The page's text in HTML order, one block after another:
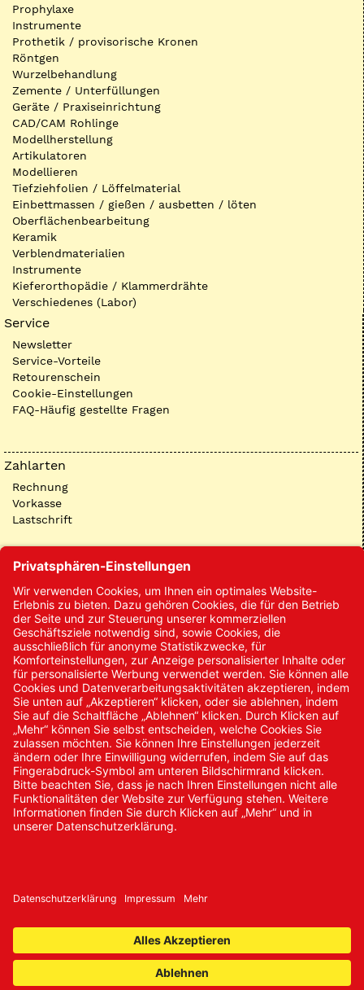
Prophylaxe
Instrumente
Prothetik / provisorische Kronen
Röntgen
Wurzelbehandlung
Zemente / Unterfüllungen
Geräte / Praxiseinrichtung
CAD/CAM Rohlinge
Modellherstellung
Artikulatoren
Modellieren
Tiefziehfolien / Löffelmaterial
Einbettmassen / gießen / ausbetten / löten
Oberflächenbearbeitung
Keramik
Verblendmaterialien
Instrumente
Kieferorthopädie / Klammerdrähte
Verschiedenes (Labor)
Service
Newsletter
Service-Vorteile
Retourenschein
Cookie-Einstellungen
FAQ-Häufig gestellte Fragen
Zahlarten
Rechnung
Vorkasse
Lastschrift
Kontakt
Kontakt/Anfrage
Neukundenanmeldung
Kennwort vergessen
Bestellungen
Sendung verfolgen
© 2024 Promed Vertriebsgesellschaft mbH | Alle Rechte
* Alle Preise zzgl. gesetzlicher Mehrwertsteuer